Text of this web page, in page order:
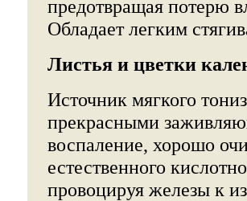
предотвращая потерю
Обладает легким
Листья и цветки
Источник мягкого
прекрасными
воспаление, хорошо
естественного
провоцируя железы к